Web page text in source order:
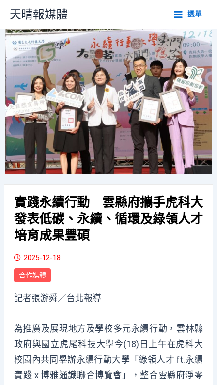
主
要
內
容
天晴報媒體 選單
實踐永續行動 雲縣府攜手虎科大
發表低碳、永續、循環及綠領人才
培育成果豐碩
2025-12-18
合作媒體
記者張游舜／台北報導
為推廣及展現地方及學校多元永續行動，雲林縣
政府與國立虎尾科技大學今(18)日上午在虎科大
校園內共同舉辦永續行動大學「綠領人才 ft.永續
實踐 x 博雅通識聯合博覽會」，整合雲縣府淨零